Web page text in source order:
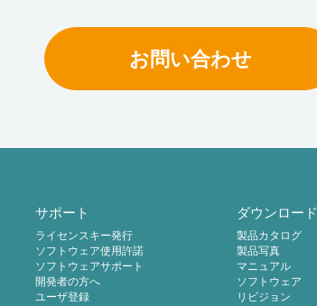
お問い合わせ
サポート
ライセンスキー発行
ソフトウェア使用許諾
ソフトウェアサポート
開発者の方へ
ユーザ登録
ダウンロード
製品カタログ
製品写真
マニュアル
ソフトウェア
リビジョン